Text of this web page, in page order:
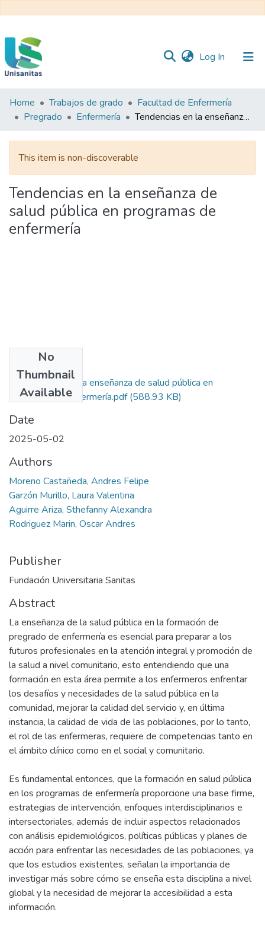
Log In (current)
Inicio
Web
Unisanitas
Biblioteca
Home Trabajos de grado
Facultad de Enfermería
Pregrado
Enfermería Tendencias en la enseñanza de salud pública en programas de enfermería
This item is non-discoverable
Tendencias en la enseñanza de
salud pública en programas de
enfermería
No
Thumbnail
Available
Tendencias en la enseñanza de salud pública en
programas de enfermería.pdf(588.93 KB)
Date
2025-05-02
Authors
Moreno Castañeda, Andres Felipe
Garzón Murillo, Laura Valentina
Aguirre Ariza, Sthefanny Alexandra
Rodriguez Marin, Oscar Andres
Publisher
Fundación Universitaria Sanitas
Abstract
La enseñanza de la salud pública en la formación de
pregrado de enfermería es esencial para preparar a los
futuros profesionales en la atención integral y promoción de
la salud a nivel comunitario, esto entendiendo que una
formación en esta área permite a los enfermeros enfrentar
los desafíos y necesidades de la salud pública en la
comunidad, mejorar la calidad del servicio y, en última
instancia, la calidad de vida de las poblaciones, por lo tanto,
el rol de las enfermeras, requiere de competencias tanto en
el ámbito clínico como en el social y comunitario.
Es fundamental entonces, que la formación en salud pública
en los programas de enfermería proporcione una base firme,
estrategias de intervención, enfoques interdisciplinarios e
intersectoriales, además de incluir aspectos relacionados
con análisis epidemiológicos, políticas públicas y planes de
acción para enfrentar las necesidades de las poblaciones, ya
que los estudios existentes, señalan la importancia de
investigar más sobre cómo se enseña esta disciplina a nivel
global y la necesidad de mejorar la accesibilidad a esta
información.